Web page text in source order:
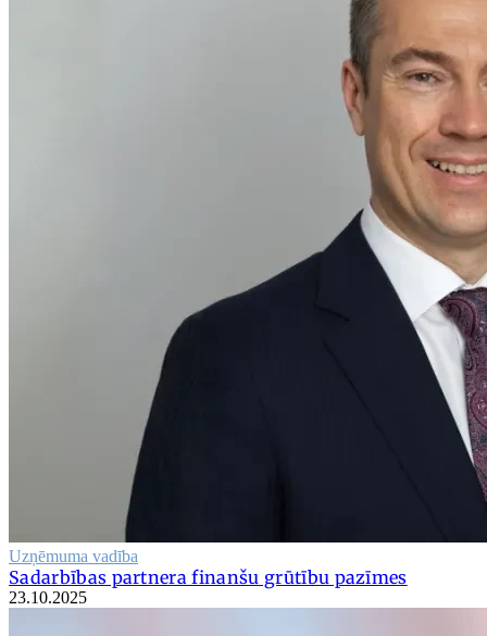
Uzņēmuma vadība
Sadarbības partnera finanšu grūtību pazīmes
23.10.2025